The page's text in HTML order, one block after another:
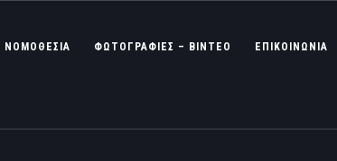
ΝΟΜΟΘΕΣΊΑ ΦΩΤΟΓΡΑΦΊΕΣ – ΒΊΝΤΕΟ ΕΠΙΚΟΙΝΩΝΙΑ